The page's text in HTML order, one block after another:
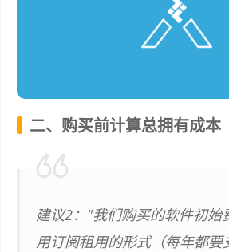
二、购买前计算总拥有成本
建议2："我们购买的软件初始
用订阅租用的形式（每年都要